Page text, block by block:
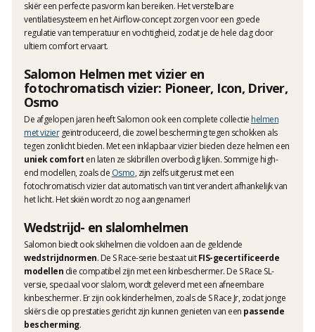
skiër een perfecte pasvorm kan bereiken. Het verstelbare
ventilatiesysteem en het Airflow-concept zorgen voor een goede
regulatie van temperatuur en vochtigheid, zodat je de hele dag door
ultiem comfort ervaart.
Salomon Helmen met vizier en
fotochromatisch vizier: Pioneer, Icon, Driver,
Osmo
De afgelopen jaren heeft Salomon ook een complete collectie helmen
met viziergeïntroduceerd, die zowel bescherming tegen schokken als
tegen zonlicht bieden. Met een inklapbaar vizier bieden deze helmen een
uniek comfort en laten ze skibrillen overbodig lijken. Sommige high-
end modellen, zoals de Osmo, zijn zelfs uitgerust met een
fotochromatisch vizier dat automatisch van tint verandert afhankelijk van
het licht. Het skiën wordt zo nog aangenamer!
Wedstrijd- en slalomhelmen
Salomon biedt ook skihelmen die voldoen aan de geldende
wedstrijdnormen. De S Race-serie bestaat uitFIS-gecertificeerde
modellen die compatibel zijn met een kinbeschermer. De S Race SL-
versie, speciaal voor slalom, wordt geleverd met een afneembare
kinbeschermer. Er zijn ook kinderhelmen, zoals de S Race Jr, zodat jonge
skiërs die op prestaties gericht zijn kunnen genieten van een passende
bescherming.